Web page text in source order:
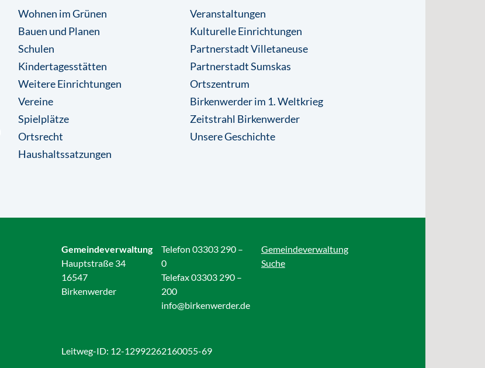
Wohnen im Grünen
Bauen und Planen
Schulen
Kindertagesstätten
Weitere Einrichtungen
Vereine
Spielplätze
Ortsrecht
Haushaltssatzungen
Veranstaltungen
Kulturelle Einrichtungen
Partnerstadt Villetaneuse
Partnerstadt Sumskas
Ortszentrum
Birkenwerder im 1. Weltkrieg
Zeitstrahl Birkenwerder
Unsere Geschichte
Gemeindeverwaltung
Hauptstraße 34
16547
Birkenwerder
Telefon 03303 290 –
0
Telefax 03303 290 –
200
info@birkenwerder.de
Gemeindeverwaltung
Suche
Leitweg-ID: 12-12992262160055-69